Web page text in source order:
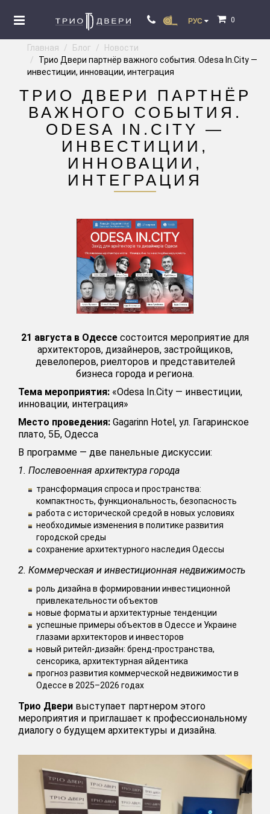
РУС 0
Главная Блог
Новости
Трио Двери партнёр важного события. Odesa In.City —
инвестиции, инновации, интеграция
ТРИО ДВЕРИ ПАРТНЁР
ВАЖНОГО СОБЫТИЯ.
ODESA IN.CITY —
ИНВЕСТИЦИИ,
ИННОВАЦИИ,
ИНТЕГРАЦИЯ
21 августа в Одессе состоится мероприятие для
архитекторов, дизайнеров, застройщиков,
девелоперов, риелторов и представителей
бизнеса города и региона.
Тема мероприятия: «Odesa In.City — инвестиции,
инновации, интеграция»
Место проведения: Gagarinn Hotel, ул. Гагаринское
плато, 5Б, Одесса
В программе — две панельные дискуссии:
1. Послевоенная архитектура города
трансформация спроса и пространства:
компактность, функциональность, безопасность
работа с исторической средой в новых условиях
необходимые изменения в политике развития
городской среды
сохранение архитектурного наследия Одессы
2. Коммерческая и инвестиционная недвижимость
роль дизайна в формировании инвестиционной
привлекательности объектов
новые форматы и архитектурные тенденции
успешные примеры объектов в Одессе и Украине
глазами архитекторов и инвесторов
новый ритейл-дизайн: бренд-пространства,
сенсорика, архитектурная айдентика
прогноз развития коммерческой недвижимости в
Одессе в 2025–2026 годах
Трио Двери выступает партнером этого
мероприятия и приглашает к профессиональному
диалогу о будущем архитектуры и дизайна.